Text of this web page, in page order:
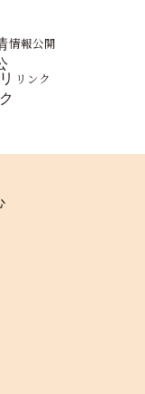
情報公開
リンク